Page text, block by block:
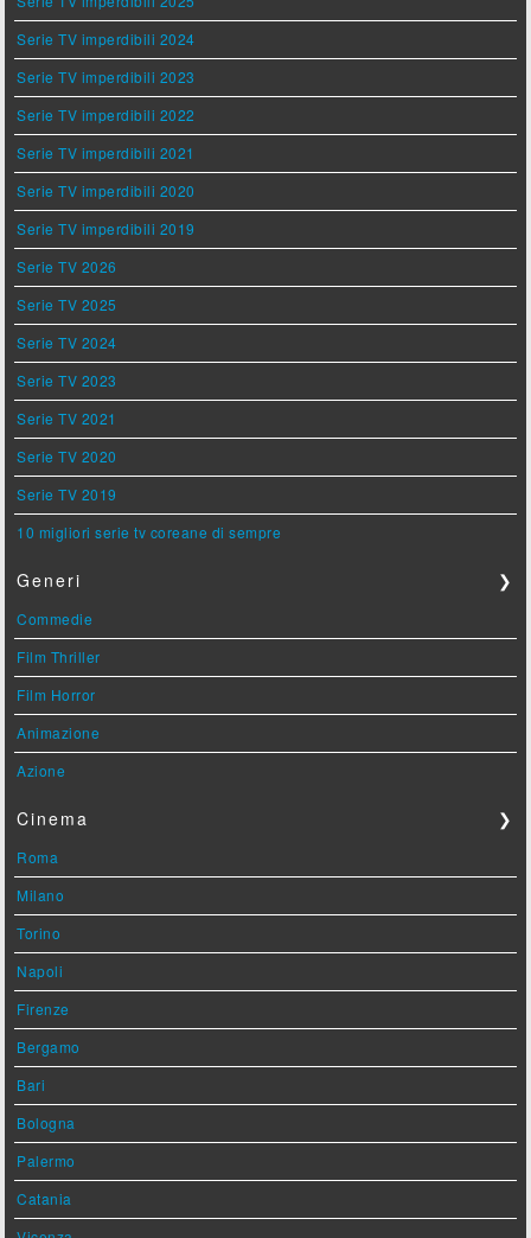
Serie TV imperdibili 2024
Serie TV imperdibili 2023
Serie TV imperdibili 2022
Serie TV imperdibili 2021
Serie TV imperdibili 2020
Serie TV imperdibili 2019
Serie TV 2026
Serie TV 2025
Serie TV 2024
Serie TV 2023
Serie TV 2021
Serie TV 2020
Serie TV 2019
10 migliori serie tv coreane di sempre
Generi ❯
Commedie
Film Thriller
Film Horror
Animazione
Azione
Cinema ❯
Roma
Milano
Torino
Napoli
Firenze
Bergamo
Bari
Bologna
Palermo
Catania